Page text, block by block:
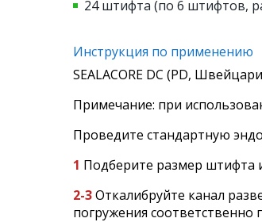
24 штифта (по 6 штифтов,
Инструкция по применению
SEALACORE DC (PD,
Примечание: при
Проведите стандартную
1 Подберите размер штифта
2-3Откалибруйте канал
погружения соответственно